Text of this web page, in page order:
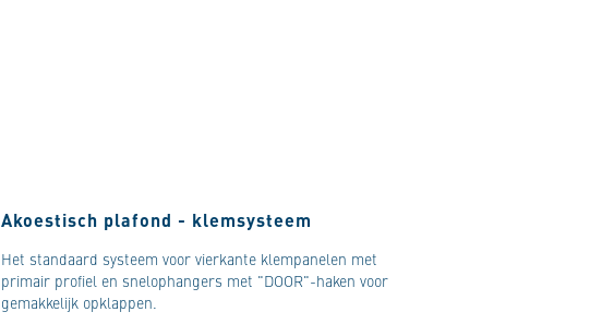
Akoestisch plafond - klemsysteem
Het standaard systeem voor vierkante klempanelen met
primair profiel en snelophangers met "DOOR"-haken voor
gemakkelijk opklappen.